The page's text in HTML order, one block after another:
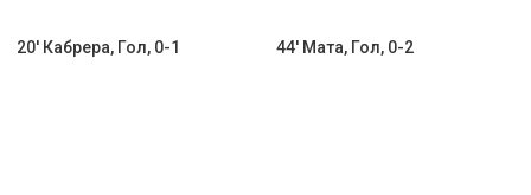
20' Кабрера, Гол, 0-1 44' Мата, Гол, 0-2